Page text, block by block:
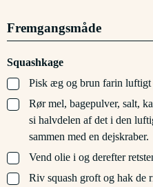
Fremgangsmåde
Squashkage
▢
Pisk æg og brun farin luftigt
▢
Rør mel, bagepulver, salt,
si halvdelen af det i den
sammen med en dejskraber.
▢
Vend olie i og derefter
▢
Riv squash groft og hak de